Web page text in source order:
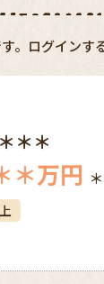
。ログインす
＊＊
＊万円